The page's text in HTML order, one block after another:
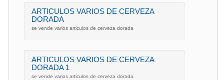
ARTICULOS VARIOS DE CERVEZA
DORADA
se vende varios articulos de cerveza dorada
ARTICULOS VARIOS DE CERVEZA
DORADA 1
se vende varios articulos de cerveza dorada